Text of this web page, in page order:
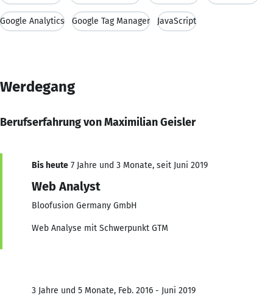
Google Analytics Google Tag Manager JavaScript
Werdegang
Berufserfahrung von Maximilian Geisler
Bis heute 7 Jahre und 3 Monate, seit Juni 2019
Web Analyst
Bloofusion Germany GmbH
Web Analyse mit Schwerpunkt GTM
3 Jahre und 5 Monate, Feb. 2016 - Juni 2019